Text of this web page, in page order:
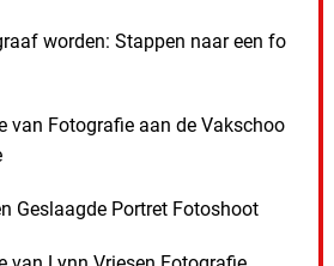
worden: Stappen naar een fo
van Fotografie aan de Vakschoo
Geslaagde Portret Fotoshoot